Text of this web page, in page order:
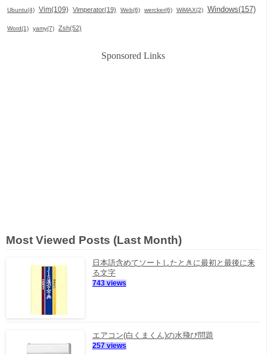
Ubuntu(4) Vim(109) Vimperator(19) Web(6) wercker(6) WiMAX(2) Windows(157)
Word(1) yamy(7) Zsh(52)
Sponsored Links
Most Viewed Posts (Last Month)
日本語含めてソートしたときに最初と最後に来
る文字
743 views
エアコン(白くまくん)の水飛び問題
257 views